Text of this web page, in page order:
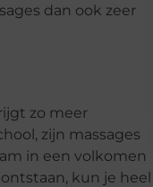
dan ook zeer
zo meer
zijn massages
in een volkomen
kun je heel